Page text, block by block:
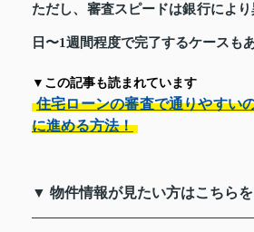
ただし、審査スピードは銀行によ
日〜1週間程度で完了するケースも
▼この記事も読まれています
住宅ローンの審査で通りやすい
に進める方法！
▼ 物件情報が見たい方はこちら